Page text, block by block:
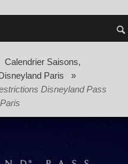
Calendrier Saisons,
Paris
»
Disneyland Pass